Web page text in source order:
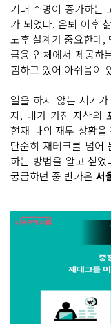
기대 수명이 증가하는
가 되었다. 은퇴 이후
노후 설계가 중요한데,
금융 업체에서 제공하
함하고 있어 아쉬움이
일을 하지 않는 시기
지, 내가 가진 자산의
현재 나의 재무 상황을
단순히 재테크를 넘어
하는 방법을 알고 싶었
궁금하던 중 반가운 서